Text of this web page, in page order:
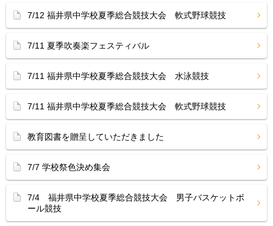
7/12 福井県中学校夏季総合競技大会 軟式野球競技
7/11 夏季吹奏楽フェスティバル
7/11 福井県中学校夏季総合競技大会 水泳競技
7/11 福井県中学校夏季総合競技大会 軟式野球競技
教育図書を贈呈していただきました
7/7 学校祭色決め集会
7/4 福井県中学校夏季総合競技大会 男子バスケットボ
ール競技